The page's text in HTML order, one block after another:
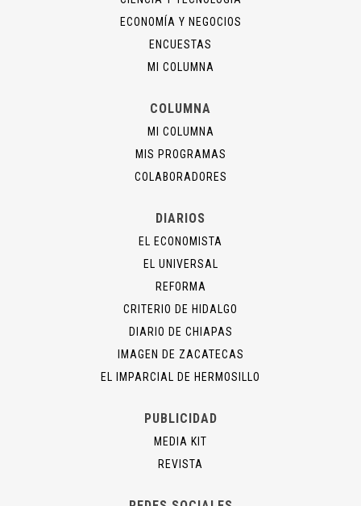
ECONOMÍA Y NEGOCIOS
ENCUESTAS
MI COLUMNA
COLUMNA
MI COLUMNA
MIS PROGRAMAS
COLABORADORES
DIARIOS
EL ECONOMISTA
EL UNIVERSAL
REFORMA
CRITERIO DE HIDALGO
DIARIO DE CHIAPAS
IMAGEN DE ZACATECAS
EL IMPARCIAL DE HERMOSILLO
PUBLICIDAD
MEDIA KIT
REVISTA